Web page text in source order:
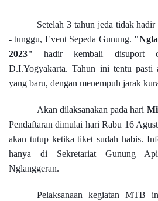
Setelah 3 tahun jeda tidak
- tunggu, Event Sepeda Gunung.
2023"
hadir kembali disuport
D.I.Yogyakarta. Tahun ini tentu pasti
yang baru, dengan menempuh jarak
Akan dilaksanakan pada hari
Pendaftaran dimulai hari Rabu 16
akan tutup ketika tiket sudah habis.
hanya di Sekretariat Gunung
Nglanggeran.
Pelaksanaan kegiatan MTB